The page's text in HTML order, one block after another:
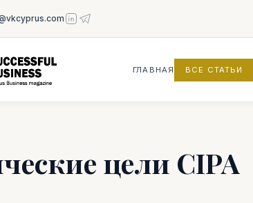
ГЛАВНАЯ ВСЕ СТАТЬИ
цели CIPA